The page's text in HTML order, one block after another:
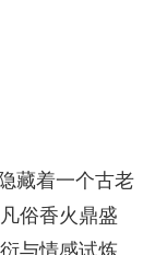
藏着一个古老
俗香火鼎盛
与情感试炼